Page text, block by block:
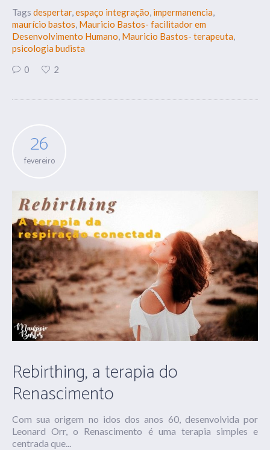
Tags despertar,espaço integração, impermanencia,
maurício bastos, Mauricio Bastos- facilitador em
Desenvolvimento Humano, Mauricio Bastos- terapeuta,
psicologia budista
0
2
26
fevereiro
Rebirthing, a terapia do
Renascimento
Com sua origem no idos dos anos 60, desenvolvida por
Leonard Orr, o Renascimento é uma terapia simples e
centrada que...